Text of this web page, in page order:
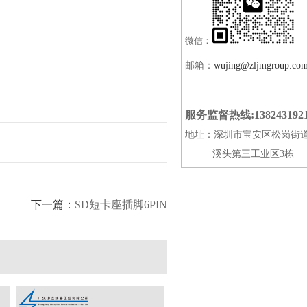
下一篇： SD短卡座插脚6PIN
微信：
邮箱：
服务监督热线
地址：深圳市宝安区松岗街
溪头第三工业区3栋